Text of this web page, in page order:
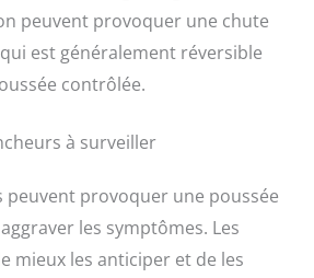
peuvent provoquer une chute
est généralement réversible
contrôlée.
à surveiller
peuvent provoquer une poussée
les symptômes. Les
mieux les anticiper et de les